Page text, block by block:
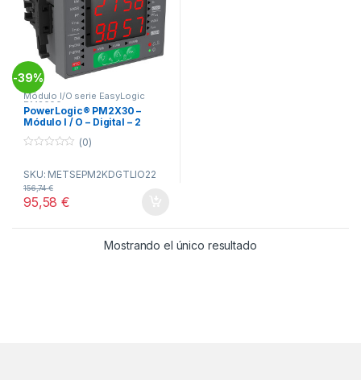
-39%
Módulo I/O serie EasyLogic
PM2000
PowerLogic® PM2X30 –
Módulo I / O – Digital – 2
entradas + 2 salidas de relés
ref. METSEPM2KDGTLIO22
u
t
o
f
(0)
SKU: METSEPM2KDGTLIO22
95,58€
156,74€
Mostrando el único resultado